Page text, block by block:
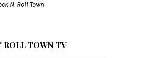
N' Roll Town
ROLL TOWN TV